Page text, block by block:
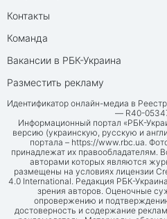
Контакты
Команда
Вакансии в РБК-Украина
Разместить рекламу
Идентификатор онлайн-медиа в
— R40-
Информационный портал «РБК-
версию (украинскую, русскую и
портала – https://www.rbc.ua.
принадлежат их правообладателям.
авторами которых являются
размещены на условиях лицензии
4.0 International. Редакция РБК-
зрения авторов. Оценочные
опровержению и
достоверность и содержание